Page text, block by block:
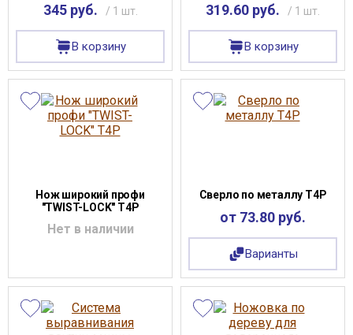
345 руб. / 1 шт.
В корзину
319.60 руб. / 1 шт.
В корзину
Нож широкий профи
"TWIST-LOCK" T4P
Нет в наличии
Сверло по металлу Т4Р
от 73.80 руб.
Варианты